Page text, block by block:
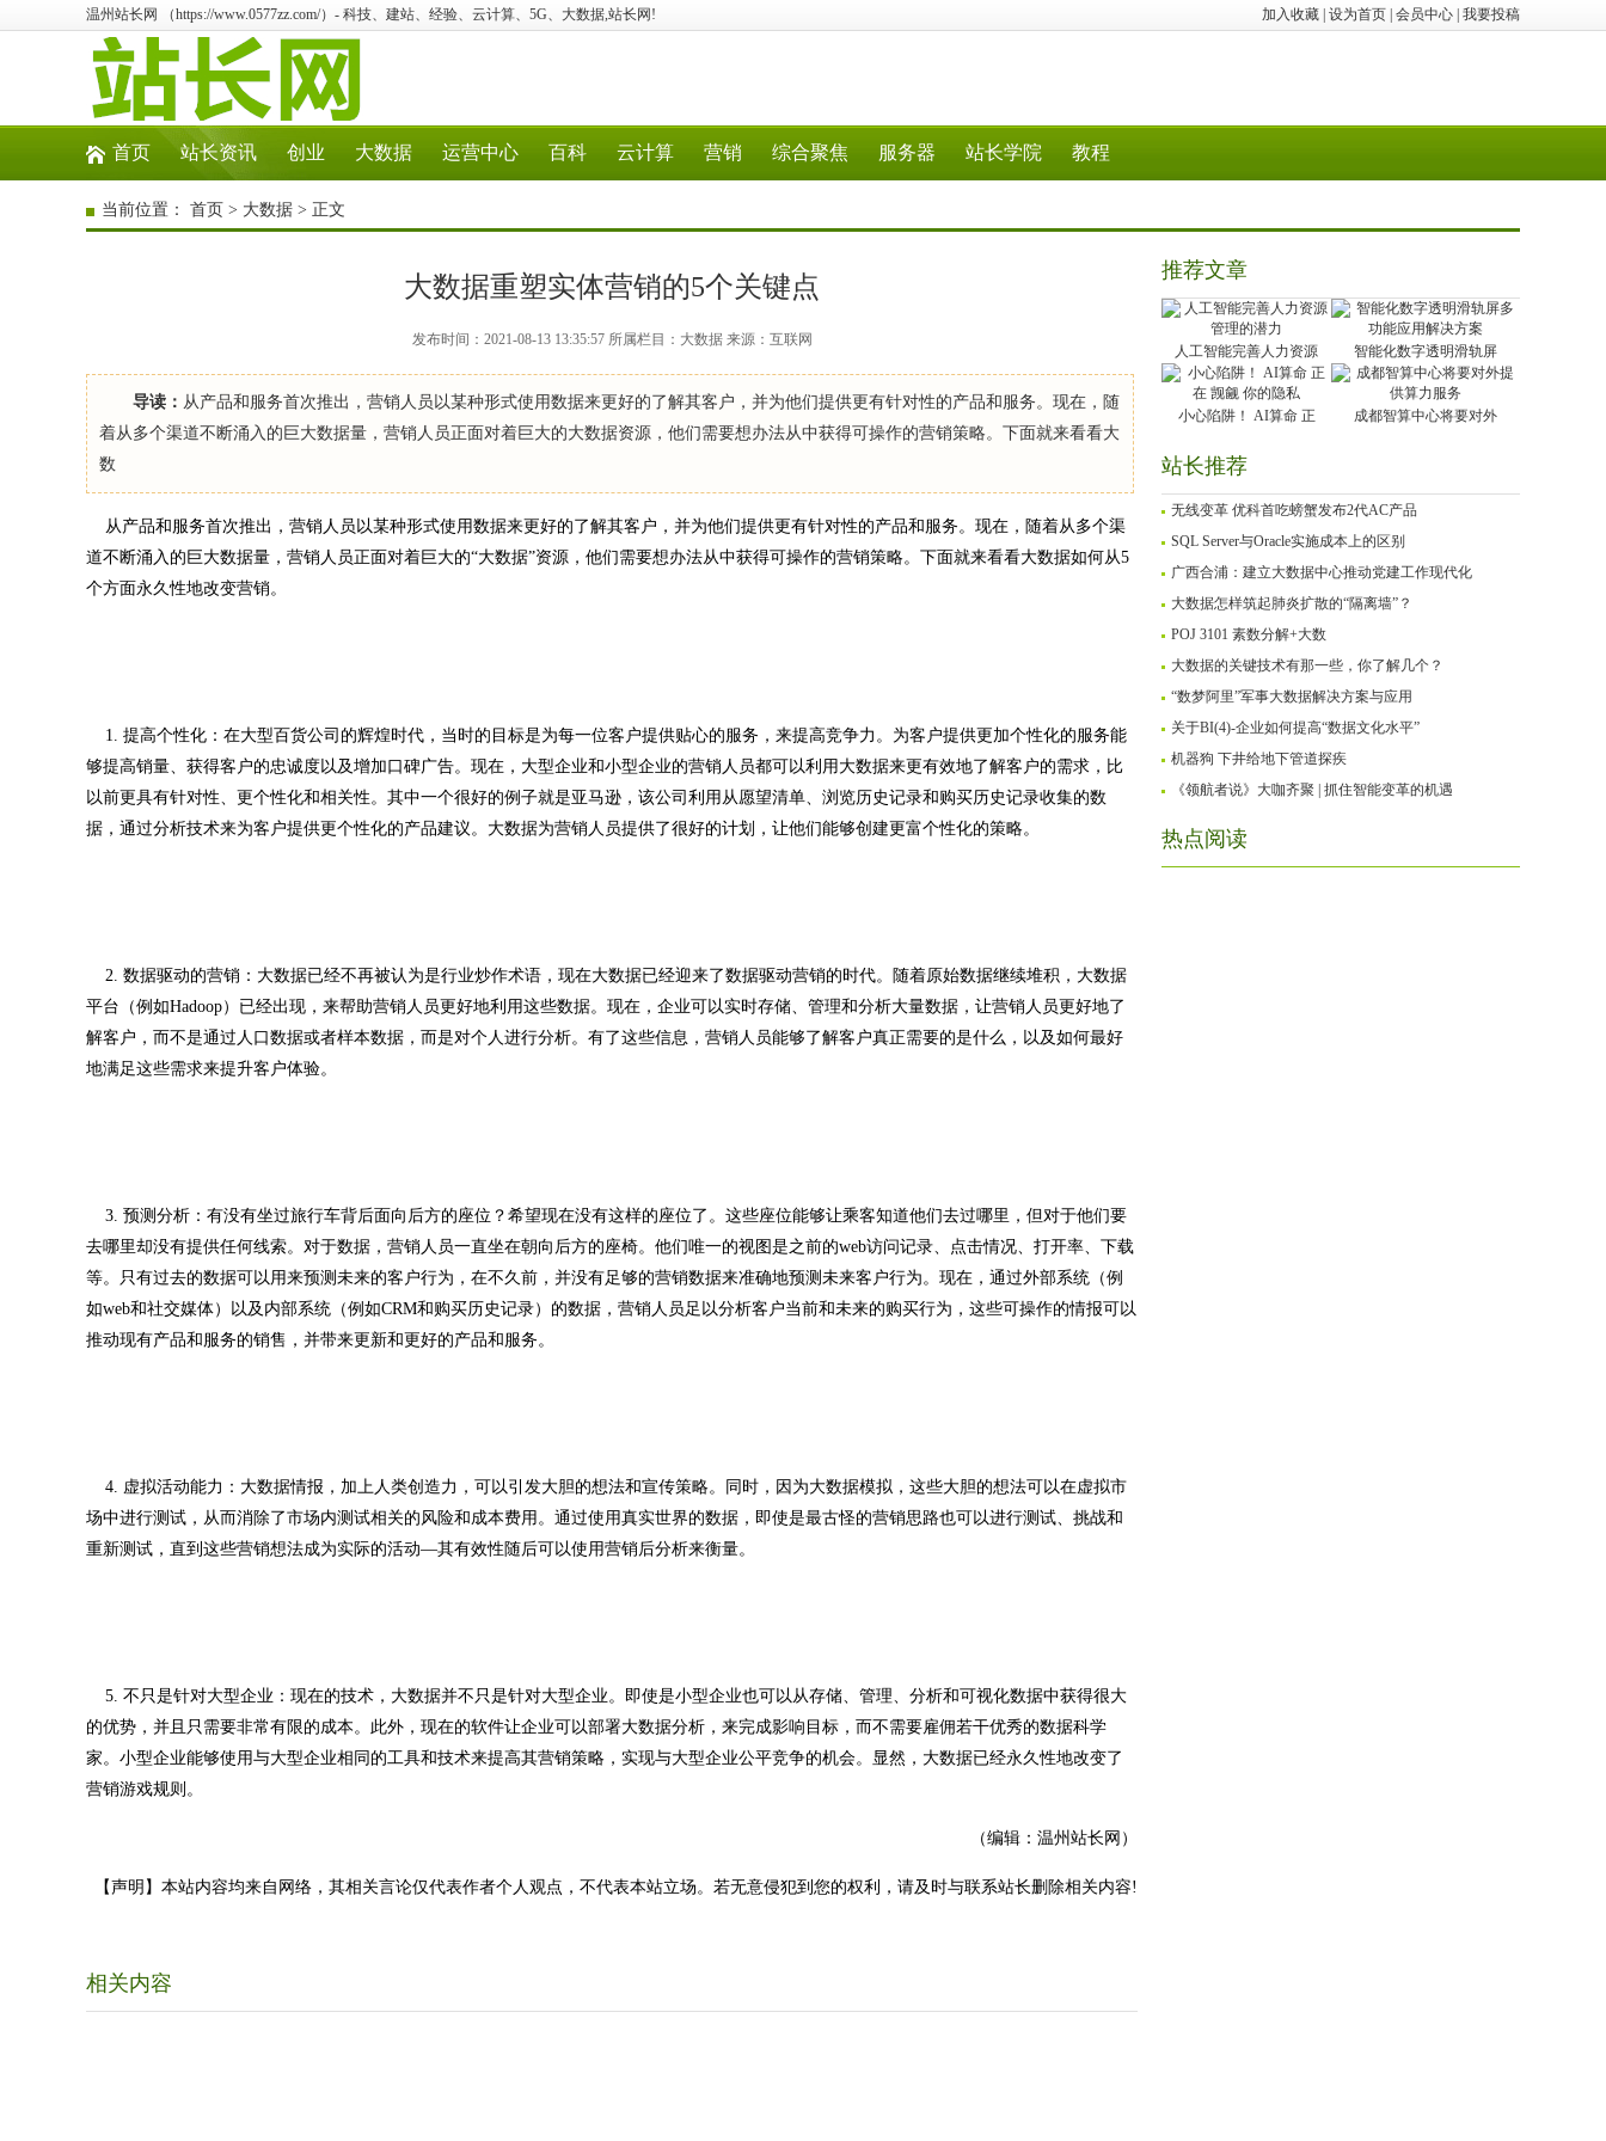
加入收藏 设为首页 会员中心 我要投稿
温州站长网 （https://www.0577zz.com/）- 科技、建站、经验、云计算、5G、大数据,站长网!
首页 站长资讯 创业 大数据 运营中心 百科 云计算 营销 综合聚焦 服务器 站长学院 教程
当前位置： 首页 > 大数据 > 正文
大数据重塑实体营销的5个关键点
发布时间：2021-08-13 13:35:57 所属栏目：大数据 来源：互联网
导读： 从产品和服务首次推出，营销人员以某种形式使用数据来更好的了解其客户，并为他们提供更有针对性的产品和服务。现在，随
着从多个渠道不断涌入的巨大数据量，营销人员正面对着巨大的大数据资源，他们需要想办法从中获得可操作的营销策略。下面就来看看大
数
从产品和服务首次推出，营销人员以某种形式使用数据来更好的了解其客户，并为他们提供更有针对性的产品和服务。现在，随着从多个渠
道不断涌入的巨大数据量，营销人员正面对着巨大的“大数据”资源，他们需要想办法从中获得可操作的营销策略。下面就来看看大数据如何从5
个方面永久性地改变营销。
1. 提高个性化：在大型百货公司的辉煌时代，当时的目标是为每一位客户提供贴心的服务，来提高竞争力。为客户提供更加个性化的服务能
够提高销量、获得客户的忠诚度以及增加口碑广告。现在，大型企业和小型企业的营销人员都可以利用大数据来更有效地了解客户的需求，比
以前更具有针对性、更个性化和相关性。其中一个很好的例子就是亚马逊，该公司利用从愿望清单、浏览历史记录和购买历史记录收集的数
据，通过分析技术来为客户提供更个性化的产品建议。大数据为营销人员提供了很好的计划，让他们能够创建更富个性化的策略。
2. 数据驱动的营销：大数据已经不再被认为是行业炒作术语，现在大数据已经迎来了数据驱动营销的时代。随着原始数据继续堆积，大数据
平台（例如Hadoop）已经出现，来帮助营销人员更好地利用这些数据。现在，企业可以实时存储、管理和分析大量数据，让营销人员更好地了
解客户，而不是通过人口数据或者样本数据，而是对个人进行分析。有了这些信息，营销人员能够了解客户真正需要的是什么，以及如何最好
地满足这些需求来提升客户体验。
3. 预测分析：有没有坐过旅行车背后面向后方的座位？希望现在没有这样的座位了。这些座位能够让乘客知道他们去过哪里，但对于他们要
去哪里却没有提供任何线索。对于数据，营销人员一直坐在朝向后方的座椅。他们唯一的视图是之前的web访问记录、点击情况、打开率、下载
等。只有过去的数据可以用来预测未来的客户行为，在不久前，并没有足够的营销数据来准确地预测未来客户行为。现在，通过外部系统（例
如web和社交媒体）以及内部系统（例如CRM和购买历史记录）的数据，营销人员足以分析客户当前和未来的购买行为，这些可操作的情报可以
推动现有产品和服务的销售，并带来更新和更好的产品和服务。
4. 虚拟活动能力：大数据情报，加上人类创造力，可以引发大胆的想法和宣传策略。同时，因为大数据模拟，这些大胆的想法可以在虚拟市
场中进行测试，从而消除了市场内测试相关的风险和成本费用。通过使用真实世界的数据，即使是最古怪的营销思路也可以进行测试、挑战和
重新测试，直到这些营销想法成为实际的活动—其有效性随后可以使用营销后分析来衡量。
5. 不只是针对大型企业：现在的技术，大数据并不只是针对大型企业。即使是小型企业也可以从存储、管理、分析和可视化数据中获得很大
的优势，并且只需要非常有限的成本。此外，现在的软件让企业可以部署大数据分析，来完成影响目标，而不需要雇佣若干优秀的数据科学
家。小型企业能够使用与大型企业相同的工具和技术来提高其营销策略，实现与大型企业公平竞争的机会。显然，大数据已经永久性地改变了
营销游戏规则。
（编辑：温州站长网）
【声明】本站内容均来自网络，其相关言论仅代表作者个人观点，不代表本站立场。若无意侵犯到您的权利，请及时与联系站长删除相关内容!
相关内容
推荐文章
人工智能完善人力资源 智能化数字透明滑轨屏
小心陷阱！ AI算命 正 成都智算中心将要对外
站长推荐
无线变革 优科首吃螃蟹发布2代AC产品
SQL Server与Oracle实施成本上的区别
广西合浦：建立大数据中心推动党建工作现代化
大数据怎样筑起肺炎扩散的“隔离墙”？
POJ 3101 素数分解+大数
大数据的关键技术有那一些，你了解几个？
“数梦阿里”军事大数据解决方案与应用
关于BI(4)-企业如何提高“数据文化水平”
机器狗 下井给地下管道探疾
《领航者说》大咖齐聚 | 抓住智能变革的机遇
热点阅读